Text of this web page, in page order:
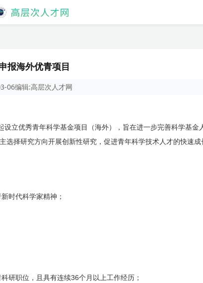
报海外优青项目
06编辑:高层次人才网
设立优秀青年科学基金项目（海外），旨在进一步完善科学基金
择研究方向开展创新性研究，促进青年科学技术人才的快速成
时代科学家精神；
研职位，且具有连续36个月以上工作经历；